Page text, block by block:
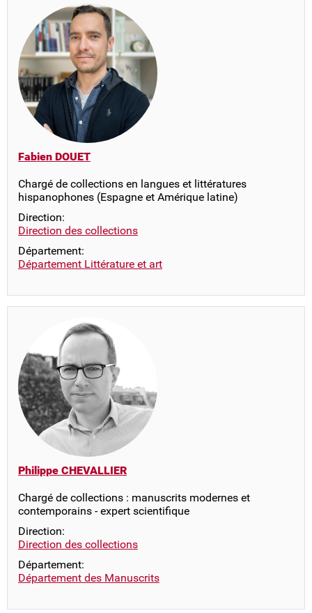
Fabien DOUET
Chargé de collections en langues et littératures
hispanophones (Espagne et Amérique latine)
Direction:
Direction des collections
Département:
Département Littérature et art
Philippe CHEVALLIER
Chargé de collections : manuscrits modernes et
contemporains - expert scientifique
Direction:
Direction des collections
Département:
Département des Manuscrits